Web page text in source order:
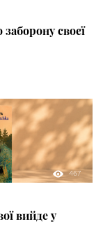
своєї
467
вийде у